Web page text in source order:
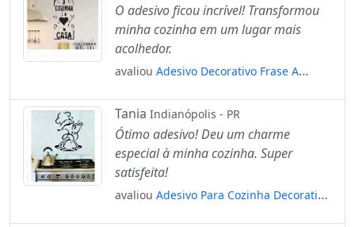
O adesivo ficou incrível! Transformou
minha cozinha em um lugar mais
acolhedor.
avaliou Adesivo Decorativo Frase A
Tania Indianópolis - PR
Ótimo adesivo! Deu um charme
especial à minha cozinha. Super
satisfeita!
avaliou Adesivo Para Cozinha Decorativo